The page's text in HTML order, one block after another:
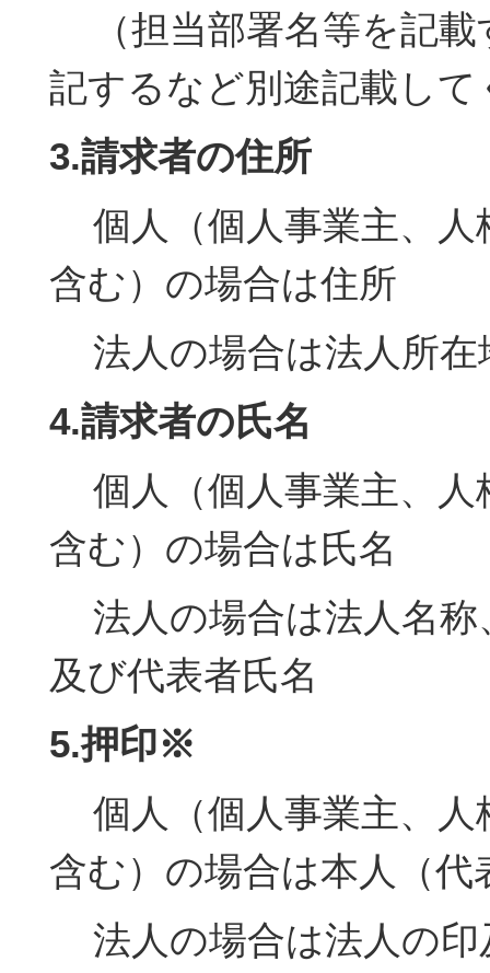
（担当部署名等を記載
記するなど別途記載し
3.請求者の住所
個人（個人事業主、
含む）の場合は住所
法人の場合は法人所在
4.請求者の氏名
個人（個人事業主、人
含む）の場合は氏名
法人の場合は法人名称
及び代表者氏名
5.押印※
個人（個人事業主、人
含む）の場合は本人（代
法人の場合は法人の印